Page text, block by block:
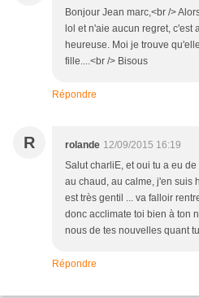
Bonjour Jean marc,<br />
lol et n'aie aucun regret, c'est
heureuse. Moi je trouve
fille....<br /> Bisous
Répondre
R rolande 12/09/2015 16:19
Salut charliE, et oui tu a eu
au chaud, au calme, j'en suis
est très gentil ... va falloir
donc acclimate toi bien à ton
nous de tes nouvelles quant
Répondre